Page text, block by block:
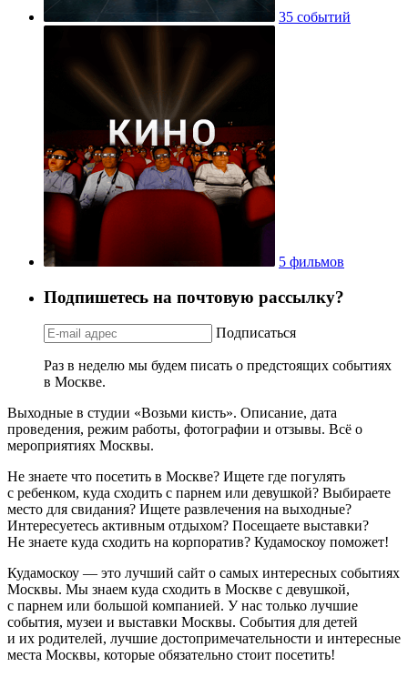
35 событий
5 фильмов
Подпишетесь на почтовую рассылку?
Подписаться
Раз в неделю мы будем писать о предстоящих событиях
в Москве.
Выходные в студии «Возьми кисть». Описание, дата
проведения, режим работы, фотографии и отзывы. Всё о
мероприятиях Москвы.
Не знаете что посетить в Москве? Ищете где погулять
с ребенком, куда сходить с парнем или девушкой? Выбираете
место для свидания? Ищете развлечения на выходные?
Интересуетесь активным отдыхом? Посещаете выставки?
Не знаете куда сходить на корпоратив? Кудамоскоу поможет!
Кудамоскоу — это лучший сайт о самых интересных событиях
Москвы. Мы знаем куда сходить в Москве с девушкой,
с парнем или большой компанией. У нас только лучшие
события, музеи и выставки Москвы. События для детей
и их родителей, лучшие достопримечательности и интересные
места Москвы, которые обязательно стоит посетить!